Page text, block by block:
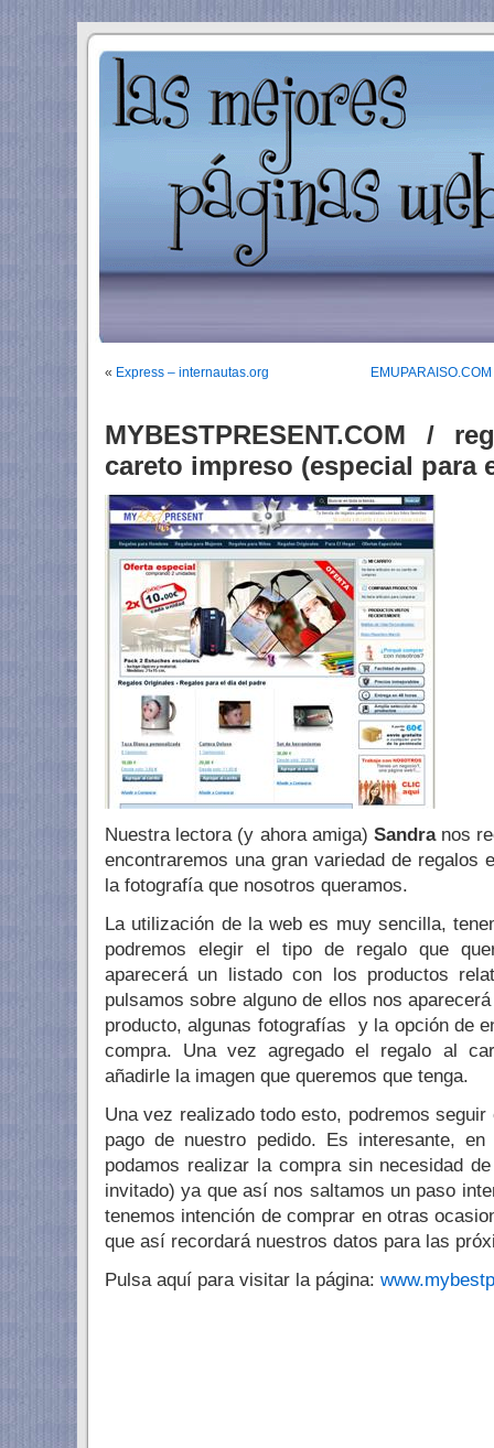
« Express – internautas.org
MYBESTPRESENT.COM /
careto impreso (especial para
Nuestra lectora (y ahora amiga) Sandranos
encontraremos una gran variedad de regalos
la fotografía que nosotros queramos.
La utilización de la web es muy sencilla,
podremos elegir el tipo de regalo que
aparecerá un listado con los productos
pulsamos sobre alguno de ellos nos
producto, algunas fotografías y la opción de
compra. Una vez agregado el regalo al
añadirle la imagen que queremos que tenga.
Una vez realizado todo esto, podremos
pago de nuestro pedido. Es interesante,
podamos realizar la compra sin necesidad
invitado) ya que así nos saltamos un paso
tenemos intención de comprar en otras
que así recordará nuestros datos para las
Pulsa aquí para visitar la página: